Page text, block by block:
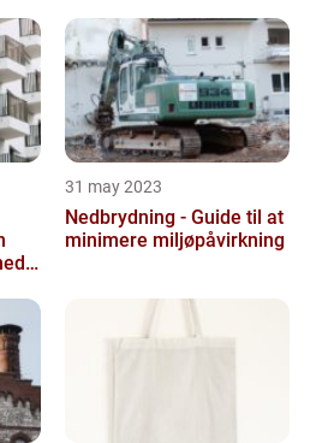
31 may 2023
Nedbrydning - Guide til at
minimere miljøpåvirkning